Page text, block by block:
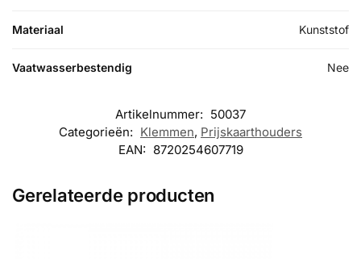
Materiaal Kunststof
Vaatwasserbestendig Nee
Artikelnummer: 50037
Categorieën: Klemmen, Prijskaarthouders
EAN: 8720254607719
Gerelateerde producten